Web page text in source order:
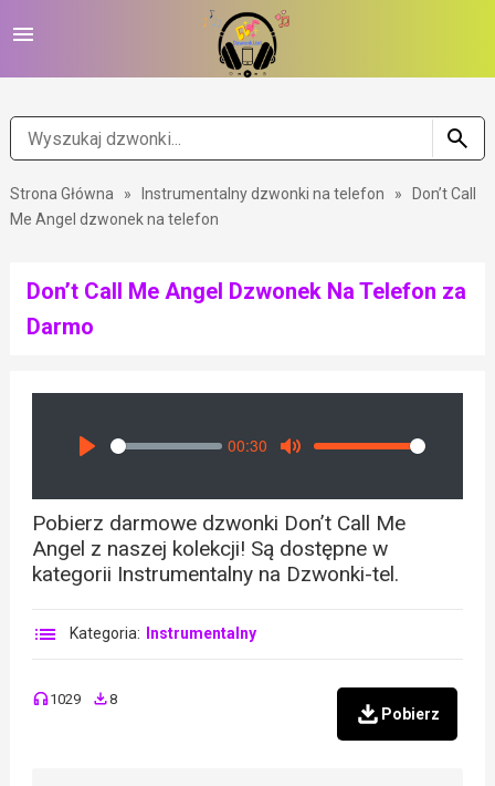
Strona Główna » Instrumentalny dzwonki na telefon »
Don’t Call
Me Angel dzwonek na telefon
Don’t Call Me Angel Dzwonek Na Telefon za
Darmo
Seek
00:30
Volume
Pobierz darmowe dzwonki Don’t Call Me
Angel z naszej kolekcji! Są dostępne w
kategorii Instrumentalny na Dzwonki-tel.
Kategoria: Instrumentalny
1029 8
Pobierz